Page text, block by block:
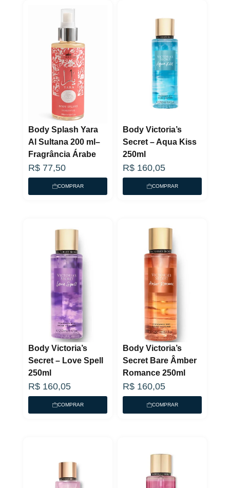
Body Splash Yara
Al Sultana 200 ml–
Fragrância Árabe
R$ 77,50
COMPRAR
Body Victoria’s
Secret – Aqua Kiss
250ml
R$ 160,05
COMPRAR
Body Victoria’s
Secret – Love Spell
250ml
R$ 160,05
COMPRAR
Body Victoria’s
Secret Bare Âmber
Romance 250ml
R$ 160,05
COMPRAR